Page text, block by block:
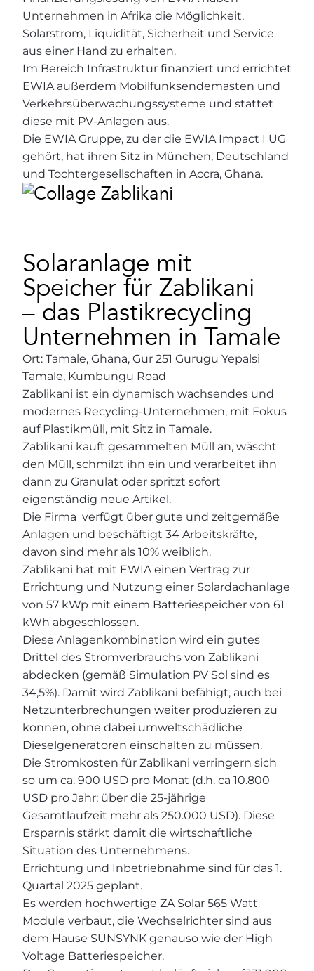
Unternehmen in Afrika die Möglichkeit,
Solarstrom, Liquidität, Sicherheit und Service
aus einer Hand zu erhalten.
Im Bereich Infrastruktur finanziert und errichtet
EWIA außerdem Mobilfunksendemasten und
Verkehrsüberwachungssysteme und stattet
diese mit PV-Anlagen aus.
Die EWIA Gruppe, zu der die EWIA Impact I UG
gehört, hat ihren Sitz in München, Deutschland
und Tochtergesellschaften in Accra, Ghana.
Solaranlage mit
Speicher für Zablikani
– das Plastikrecycling
Unternehmen in Tamale
Ort: Tamale, Ghana, Gur 251 Gurugu Yepalsi
Tamale, Kumbungu Road
Zablikani ist ein dynamisch wachsendes und
modernes Recycling-Unternehmen, mit Fokus
auf Plastikmüll, mit Sitz in Tamale.
Zablikani kauft gesammelten Müll an, wäscht
den Müll, schmilzt ihn ein und verarbeitet ihn
dann zu Granulat oder spritzt sofort
eigenständig neue Artikel.
Die Firma verfügt über gute und zeitgemäße
Anlagen und beschäftigt 34 Arbeitskräfte,
davon sind mehr als 10% weiblich.
Zablikani hat mit EWIA einen Vertrag zur
Errichtung und Nutzung einer Solardachanlage
von 57 kWp mit einem Batteriespeicher von 61
kWh abgeschlossen.
Diese Anlagenkombination wird ein gutes
Drittel des Stromverbrauchs von Zablikani
abdecken (gemäß Simulation PV Sol sind es
34,5%). Damit wird Zablikani befähigt, auch bei
Netzunterbrechungen weiter produzieren zu
können, ohne dabei umweltschädliche
Dieselgeneratoren einschalten zu müssen.
Die Stromkosten für Zablikani verringern sich
so um ca. 900 USD pro Monat (d.h. ca 10.800
USD pro Jahr; über die 25-jährige
Gesamtlaufzeit mehr als 250.000 USD). Diese
Ersparnis stärkt damit die wirtschaftliche
Situation des Unternehmens.
Errichtung und Inbetriebnahme sind für das 1.
Quartal 2025 geplant.
Es werden hochwertige ZA Solar 565 Watt
Module verbaut, die Wechselrichter sind aus
dem Hause SUNSYNK genauso wie der High
Voltage Batteriespeicher.